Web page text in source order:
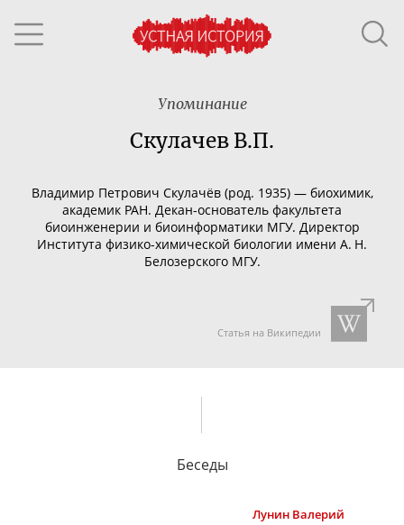
Упоминание
Скулачев В.П.
Владимир Петрович Скулачёв (род. 1935) — биохимик,
академик РАН. Декан-основатель факультета
биоинженерии и биоинформатики МГУ. Директор
Института физико-химической биологии имени А. Н.
Белозерского МГУ.
Статья на Википедии
Беседы
Лунин Валерий